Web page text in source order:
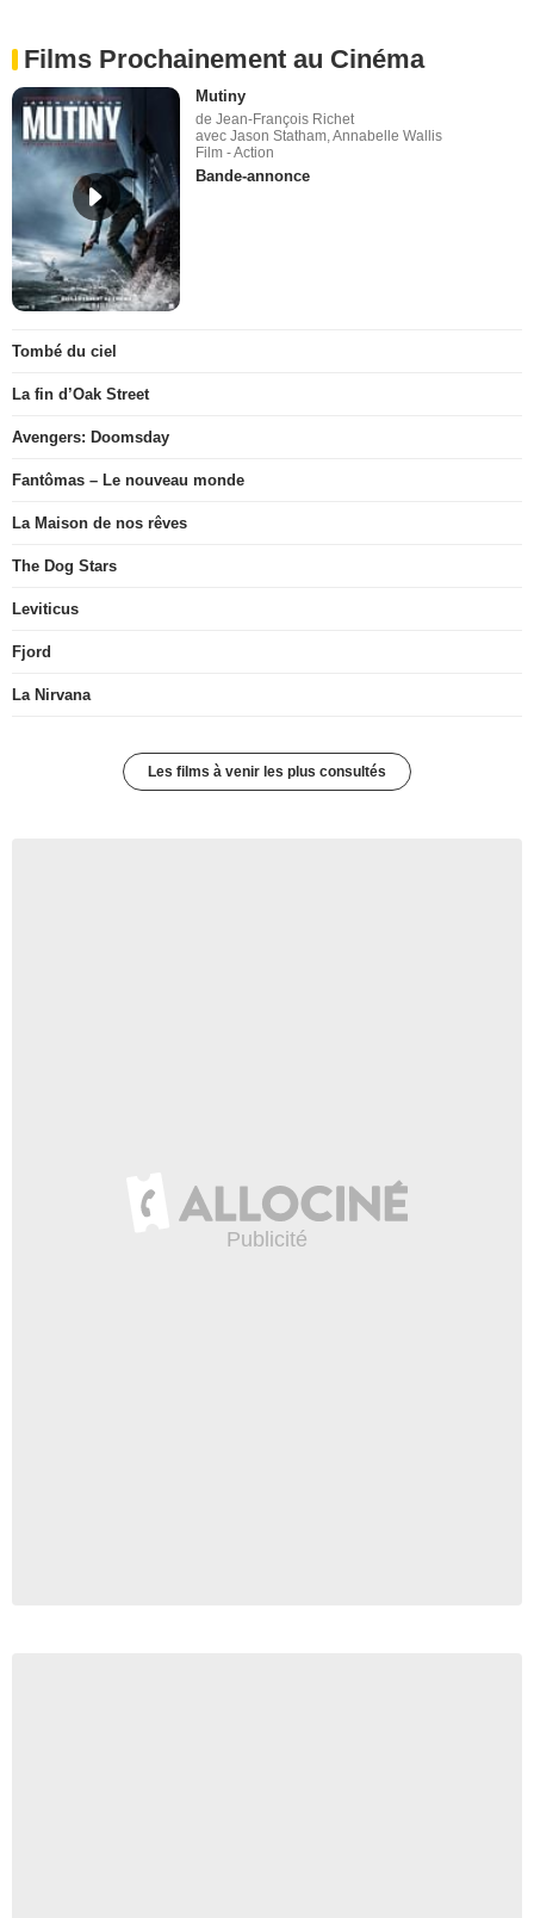
Films Prochainement au Cinéma
Mutiny
de Jean-François Richet
avec Jason Statham, Annabelle Wallis
Film - Action
Bande-annonce
Tombé du ciel
La fin d’Oak Street
Avengers: Doomsday
Fantômas – Le nouveau monde
La Maison de nos rêves
The Dog Stars
Leviticus
Fjord
La Nirvana
Les films à venir les plus consultés